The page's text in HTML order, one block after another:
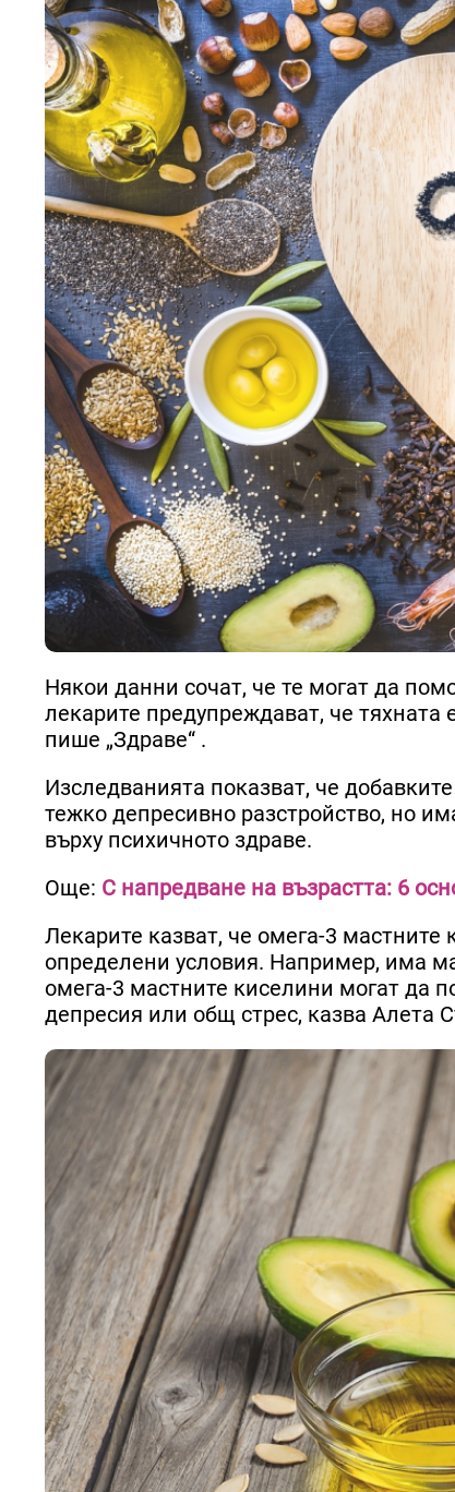
Някои данни сочат, че те могат да
лекарите предупреждават, че
пише „Здраве“ .
Изследванията показват, че
тежко депресивно разстройство, но
върху психичното здраве.
Още: С напредване на възрастта: 6
Лекарите казват, че омега-3
определени условия. Например, има
омега-3 мастните киселини могат да
депресия или общ стрес, казва Алета